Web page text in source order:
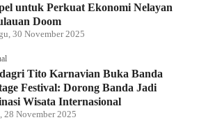
untuk Perkuat Ekonomi Nelayan
Doom
30 November 2025
Tito Karnavian Buka Banda
Festival: Dorong Banda Jadi
Wisata Internasional
28 November 2025